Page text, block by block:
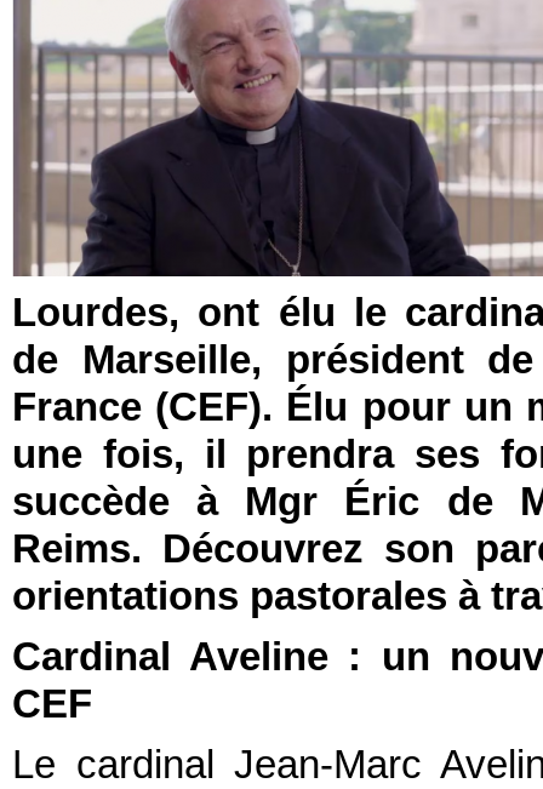
Lourdes, ont élu le
de Marseille, président
France (CEF). Élu pour un
une fois, il prendra ses
succède à Mgr Éric de
Reims. Découvrez son
orientations pastorales à
Cardinal Aveline : un
CEF
Le cardinal Jean-Marc